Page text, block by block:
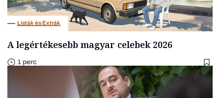
Listák és Extrák
A legértékesebb magyar celebek 2026
1 perc